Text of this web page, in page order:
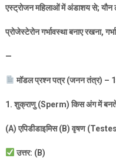
एस्ट्रोजन महिलाओं में अंडाशय से;यौन
प्रोजेस्टेरोन गर्भावस्था बनाए रखना,
—
मॉडल प्रश्न पत्र (जनन तंत्र) –
1.शुक्राणु (Sperm)किस अंग में
(A)एपिडीडाइमिस (B)वृषण (
उत्तर: (B)